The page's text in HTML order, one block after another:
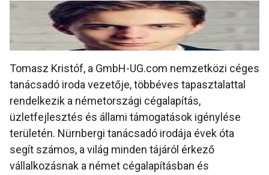
Tomasz Kristóf, a GmbH-UG.com nemzetközi céges
tanácsadó iroda vezetője, többéves tapasztalattal
rendelkezik a németországi cégalapítás,
üzletfejlesztés és állami támogatások igénylése
területén. Nürnbergi tanácsadó irodája évek óta
segít számos, a világ minden tájáról érkező
vállalkozásnak a német cégalapításban és